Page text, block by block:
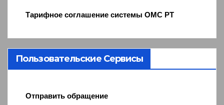
Тарифное соглашение системы ОМС РТ
Пользовательские Сервисы
Отправить обращение